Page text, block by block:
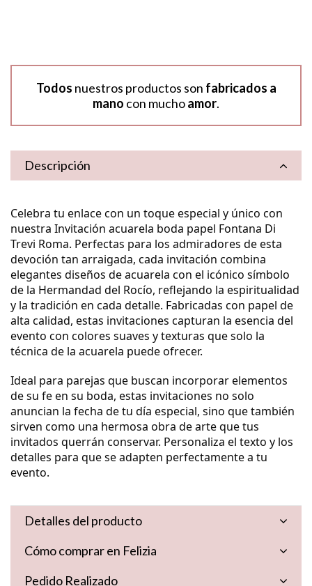
Todos nuestros productos son fabricados a
mano con muchoamor.
Descripción
Celebra tu enlace con un toque especial y único con
nuestra Invitación acuarela boda papel Fontana Di
Trevi Roma. Perfectas para los admiradores de esta
devoción tan arraigada, cada invitación combina
elegantes diseños de acuarela con el icónico símbolo
de la Hermandad del Rocío, reflejando la espiritualidad
y la tradición en cada detalle. Fabricadas con papel de
alta calidad, estas invitaciones capturan la esencia del
evento con colores suaves y texturas que solo la
técnica de la acuarela puede ofrecer.
Ideal para parejas que buscan incorporar elementos
de su fe en su boda, estas invitaciones no solo
anuncian la fecha de tu día especial, sino que también
sirven como una hermosa obra de arte que tus
invitados querrán conservar. Personaliza el texto y los
detalles para que se adapten perfectamente a tu
evento.
Detalles del producto
Cómo comprar en Felizia
Pedido Realizado